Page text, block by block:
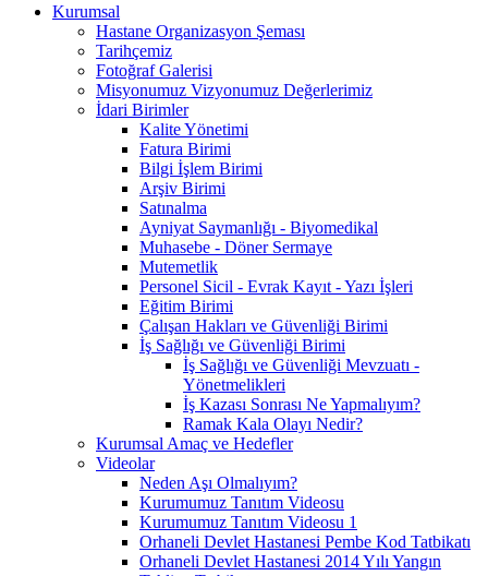
Kurumsal
Hastane Organizasyon Şeması
Tarihçemiz
Fotoğraf Galerisi
Misyonumuz Vizyonumuz Değerlerimiz
İdari Birimler
Kalite Yönetimi
Fatura Birimi
Bilgi İşlem Birimi
Arşiv Birimi
Satınalma
Ayniyat Saymanlığı - Biyomedikal
Muhasebe - Döner Sermaye
Mutemetlik
Personel Sicil - Evrak Kayıt - Yazı İşleri
Eğitim Birimi
Çalışan Hakları ve Güvenliği Birimi
İş Sağlığı ve Güvenliği Birimi
İş Sağlığı ve Güvenliği Mevzuatı -
Yönetmelikleri
İş Kazası Sonrası Ne Yapmalıyım?
Ramak Kala Olayı Nedir?
Kurumsal Amaç ve Hedefler
Videolar
Neden Aşı Olmalıyım?
Kurumumuz Tanıtım Videosu
Kurumumuz Tanıtım Videosu 1
Orhaneli Devlet Hastanesi Pembe Kod Tatbikatı
Orhaneli Devlet Hastanesi 2014 Yılı Yangın